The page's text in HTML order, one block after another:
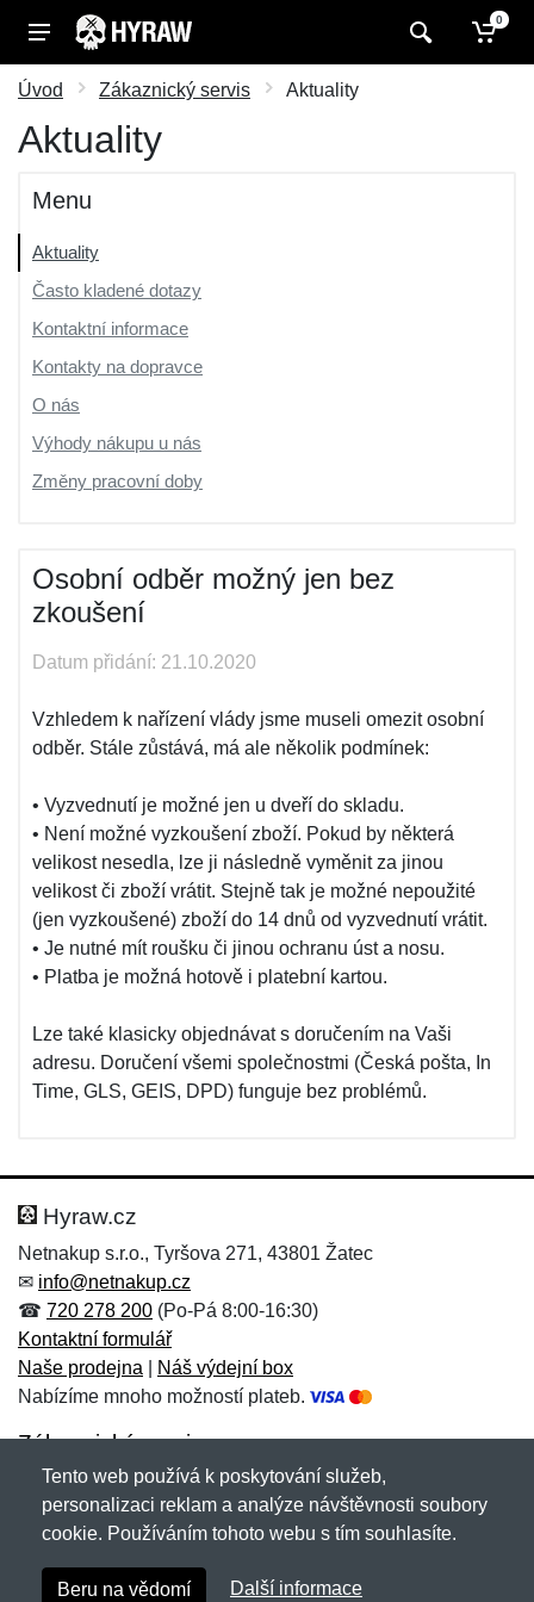
0
Úvod Zákaznický servis Aktuality
Aktuality
Menu
Aktuality
Často kladené dotazy
Kontaktní informace
Kontakty na dopravce
O nás
Výhody nákupu u nás
Změny pracovní doby
Osobní odběr možný jen bez
zkoušení
Datum přidání: 21.10.2020
Vzhledem k nařízení vlády jsme museli omezit osobní
odběr. Stále zůstává, má ale několik podmínek:
• Vyzvednutí je možné jen u dveří do skladu.
• Není možné vyzkoušení zboží. Pokud by některá
velikost nesedla, lze ji následně vyměnit za jinou
velikost či zboží vrátit. Stejně tak je možné nepoužité
(jen vyzkoušené) zboží do 14 dnů od vyzvednutí vrátit.
• Je nutné mít roušku či jinou ochranu úst a nosu.
• Platba je možná hotově i platební kartou.
Lze také klasicky objednávat s doručením na Vaši
adresu. Doručení všemi společnostmi (Česká pošta, In
Time, GLS, GEIS, DPD) funguje bez problémů.
Hyraw.cz
Netnakup s.r.o., Tyršova 271, 43801 Žatec
✉ info@netnakup.cz
☎ 720 278 200 (Po-Pá 8:00-16:30)
Kontaktní formulář
Naše prodejna
Náš výdejní box
Nabízíme mnoho možností plateb.
Zákaznický servis
Novinky emailem
Copyright © 2007-2026 (19 let s vámi)Netnakup.cz
Tento web používá k poskytování služeb,
personalizaci reklam a analýze návštěvnosti soubory
cookie. Používáním tohoto webu s tím souhlasíte.
Beru na vědomí Další informace